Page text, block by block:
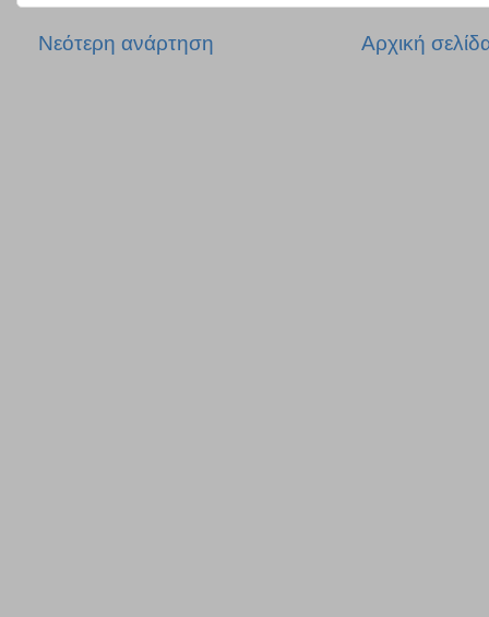
Νεότερη ανάρτηση Αρχική